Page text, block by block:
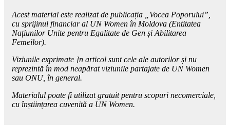
Acest material este realizat de publicația „Vocea Poporului”,
cu sprijinul financiar al UN Women în Moldova (Entitatea
Națiunilor Unite pentru Egalitate de Gen și Abilitarea
Femeilor).
Viziunile exprimate ]n articol sunt cele ale autorilor și nu
reprezintă în mod neapărat viziunile partajate de UN Women
sau ONU, în general.
Materialul poate fi utilizat gratuit pentru scopuri necomerciale,
cu înștiințarea cuvenită a UN Women.